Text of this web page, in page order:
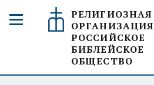
РЕЛИГИОЗНАЯ
ОРГАНИЗАЦИЯ
РОССИЙСКОЕ
БИБЛЕЙСКОЕ
ОБЩЕСТВО